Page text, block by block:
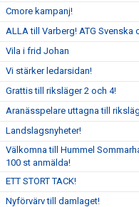
Cmore kampanj!
ALLA till Varberg! ATG Svenska
Vila i frid Johan
Vi stärker ledarsidan!
Grattis till riksläger 2 och 4!
Aranässpelare uttagna till
Landslagsnyheter!
Välkomna till Hummel
100 st anmälda!
ETT STORT TACK!
Nyförvärv till damlaget!